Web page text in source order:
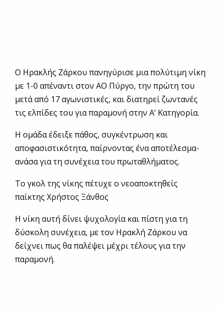
Ο Ηρακλής Ζάρκου πανηγύρισε μια πολύτιμη νίκη
με 1-0 απέναντι στον ΑΟ Πύργο, την πρώτη του
μετά από 17 αγωνιστικές, και διατηρεί ζωντανές
τις ελπίδες του για παραμονή στην Α’ Κατηγορία.
Η ομάδα έδειξε πάθος, συγκέντρωση και
αποφασιστικότητα, παίρνοντας ένα αποτέλεσμα-
ανάσα για τη συνέχεια του πρωταθλήματος.
Το γκολ της νίκης πέτυχε ο νεοαποκτηθείς
παίκτης Χρήστος Ξάνθος
Η νίκη αυτή δίνει ψυχολογία και πίστη για τη
δύσκολη συνέχεια, με τον Ηρακλή Ζάρκου να
δείχνει πως θα παλέψει μέχρι τέλους για την
παραμονή.